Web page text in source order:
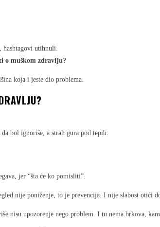
hashtagovi utihnuli.
o muškom zdravlju?
koja i jeste dio problema.
da bol ignoriše, a strah gura pod tepih.
jer “šta će ko pomisliti”.
nije poniženje, to je prevencija. I nije slabost otići
nisu upozorenje nego problem. I tu nema brkova,